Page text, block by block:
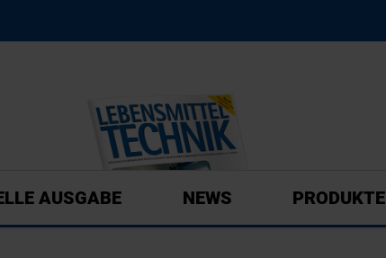
AUSGABE NEWS PRODUKTE